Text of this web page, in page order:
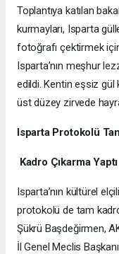
​Toplantıya katılan
kurmayları, Isparta
fotoğrafı çektirmek
Isparta’nın meşhur
edildi. Kentin eşsiz gül
üst düzey zirvede
​Isparta Protokolü
Kadro Çıkarma Yaptı
​Isparta’nın kültürel
protokolü de tam
Şükrü Başdeğirmen,
İl Genel Meclis